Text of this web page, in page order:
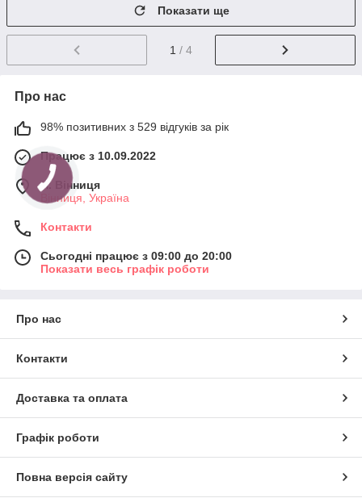
Показати ще
1 / 4
Про нас
98% позитивних з 529 відгуків за рік
Працює з 10.09.2022
м. Вінниця
Вінниця, Україна
Контакти
Сьогодні працює з 09:00 до 20:00
Показати весь графік роботи
Про нас
Контакти
Доставка та оплата
Графік роботи
Повна версія сайту